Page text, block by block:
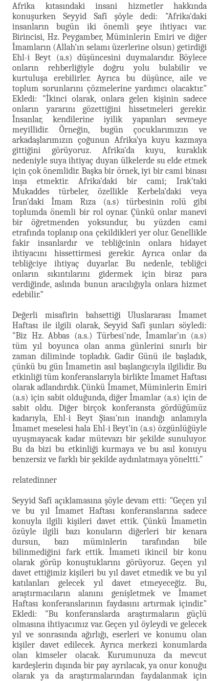
Afrika kıtasındaki insani hizmetler hakkında
konuşurken Seyyid Safî şöyle dedi: "Afrika'daki
insanların bugün iki önemli şeye ihtiyacı var.
Birincisi, Hz. Peygamber, Müminlerin Emiri ve diğer
İmamların (Allah'ın selamı üzerlerine olsun) getirdiği
Ehl-i Beyt (a.s) düşüncesini duymalarıdır. Böylece
onların rehberliğiyle doğru yolu bulabilir ve
kurtuluşa erebilirler. Ayrıca bu düşünce, aile ve
toplum sorunlarını çözmelerine yardımcı olacaktır."
Ekledi: "İkinci olarak, onlara gelen kişinin sadece
onların yararını gözettiğini hissetmeleri gerekir.
İnsanlar, kendilerine iyilik yapanları sevmeye
meyillidir. Örneğin, bugün çocuklarımızın ve
arkadaşlarımızın çoğunun Afrika'ya kuyu kazmaya
gittiğini görüyoruz. Afrika'da kuyu, kuraklık
nedeniyle suya ihtiyaç duyan ülkelerde su elde etmek
için çok önemlidir. Başka bir örnek, iyi bir cami binası
inşa etmektir. Afrika'daki bir cami; Irak'taki
Mukaddes türbeler, özellikle Kerbela'daki veya
İran'daki İmam Rıza (a.s) türbesinin rolü gibi
toplumda önemli bir rol oynar. Çünkü onlar manevi
bir öğretmenden yoksundur, bu yüzden cami
etrafında toplanıp ona çekildikleri yer olur. Genellikle
fakir insanlardır ve tebliğcinin onlara hidayet
ihtiyacını hissettirmesi gerekir. Ayrıca onlar da
tebliğciye ihtiyaç duyarlar. Bu nedenle, tebliğci
onların sıkıntılarını gidermek için biraz para
verdiğinde, aslında bunun aracılığıyla onlara hizmet
edebilir."
Değerli misafirin bahsettiği Uluslararası İmamet
Haftası ile ilgili olarak, Seyyid Safî şunları söyledi:
"Biz Hz. Abbas (a.s.) Türbesi'nde, İmamlar’ın (a.s)
tüm yıl boyunca olan anma günlerini sınırlı bir
zaman diliminde topladık. Gadir Günü ile başladık,
çünkü bu gün İmametin asıl başlangıcıyla ilgilidir. Bu
etkinliği tüm konferanslarıyla birlikte İmamet Haftası
olarak adlandırdık. Çünkü İmamet, Müminlerin Emiri
(a.s) için sabit olduğunda, diğer İmamlar (a.s) için de
sabit oldu. Diğer birçok konferansta gördüğümüz
kadarıyla, Ehl-i Beyt Şiası'nın inandığı anlamıyla
İmamet meselesi hala Ehl-i Beyt'in (a.s) özgünlüğüyle
uyuşmayacak kadar mütevazı bir şekilde sunuluyor.
Bu da bizi bu etkinliği kurmaya ve bu asıl konuyu
benzersiz ve farklı bir şekilde aydınlatmaya yöneltti."
relatedinner
Seyyid Safî açıklamasına şöyle devam etti: "Geçen yıl
ve bu yıl İmamet Haftası konferanslarına sadece
konuyla ilgili kişileri davet ettik. Çünkü İmametin
özüyle ilgili bazı konuların diğerleri bir kenara
dursun, bazı müminlerin tarafından bile
bilinmediğini fark ettik. İmameti ikincil bir konu
olarak görüp konuştuklarını görüyoruz. Geçen yıl
davet ettiğimiz kişileri bu yıl davet etmedik ve bu yıl
katılanları gelecek yıl davet etmeyeceğiz. Bu,
araştırmacıların alanını genişletmek ve İmamet
Haftası konferanslarının faydasını artırmak içindir."
Ekledi: "Bu konferanslarda araştırmaların güçlü
olmasına ihtiyacımız var. Geçen yıl öyleydi ve gelecek
yıl ve sonrasında ağırlığı, eserleri ve konumu olan
kişiler davet edilecek. Ayrıca merkezi konumlarda
olan kimseler olacak. Kurumunuza da mevcut
kardeşlerin dışında bir pay ayrılacak, ya onur konuğu
olarak ya da araştırmalarından faydalanmak için